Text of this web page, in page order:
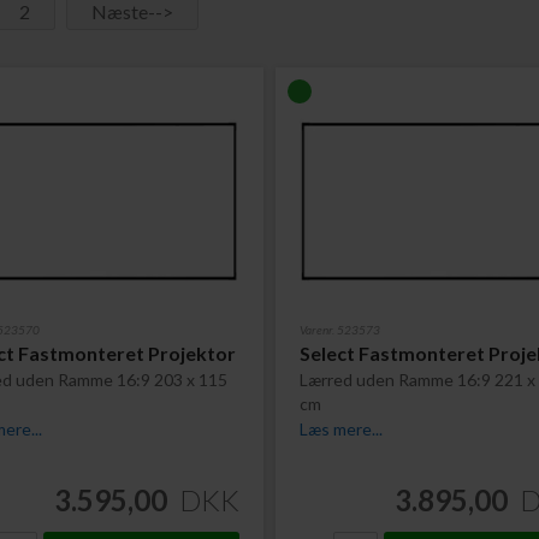
2 Næste-->
Fastmonteret Projektor
uden Ramme 16:9 203 x 115
3.595,00 DKK
Varenr. 523573
Select Fastmonteret
Lærred uden Ramme 16:9 221
cm
Læs mere...
3.895,00